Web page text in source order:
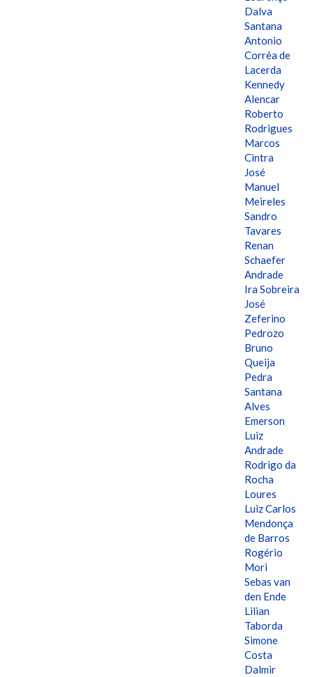
Dalva
Santana
Antonio
Corrêa de
Lacerda
Kennedy
Alencar
Roberto
Rodrigues
Marcos
Cintra
José
Manuel
Meireles
Sandro
Tavares
Renan
Schaefer
Andrade
Ira Sobreira
José
Zeferino
Pedrozo
Bruno
Queija
Pedra
Santana
Alves
Emerson
Luiz
Andrade
Rodrigo da
Rocha
Loures
Luiz Carlos
Mendonça
de Barros
Rogério
Mori
Sebas van
den Ende
Lilian
Taborda
Simone
Costa
Dalmir